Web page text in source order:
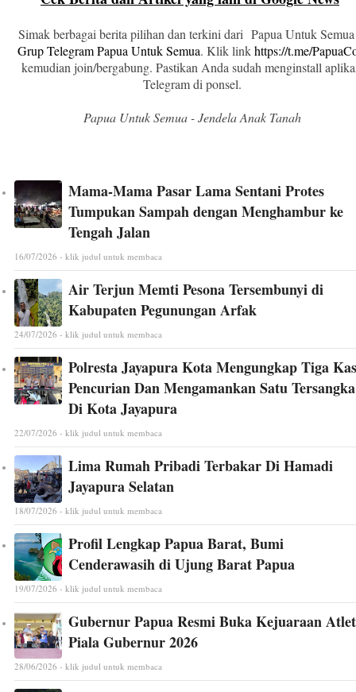
Simak berbagai berita pilihan dan terkini dari Papua Untuk
Grup Telegram Papua Untuk Semua. Klik linkhttps://t.me/
kemudian join/bergabung. Pastikan Anda sudah menginstall
Telegram di ponsel.
Papua Untuk Semua - Jendela Anak Tanah
Mama-Mama Pasar Lama Sentani Protes
Tumpukan Sampah dengan Menghambur ke
Tengah Jalan
16/07/2026 - klik judul untuk membaca
Air Terjun Memti Pesona Tersembunyi di
Kabupaten Pegunungan Arfak
24/07/2026 - klik judul untuk membaca
Polresta Jayapura Kota Mengungkap Tiga
Pencurian Dan Mengamankan Satu Tersangka
Di Kota Jayapura
22/07/2026 - klik judul untuk membaca
Lima Rumah Pribadi Terbakar Di Hamadi
Jayapura Selatan
18/07/2026 - klik judul untuk membaca
Profil Lengkap Papua Barat, Bumi
Cenderawasih di Ujung Barat Papua
19/07/2026 - klik judul untuk membaca
Gubernur Papua Resmi Buka Kejuaraan
Piala Gubernur 2026
28/06/2026 - klik judul untuk membaca